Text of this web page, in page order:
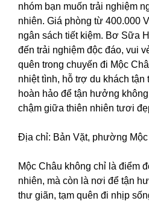
nhóm bạn muốn trải nghiệm
nhiên. Giá phòng từ 400.000
ngân sách tiết kiệm. Bơ Sữa
đến trải nghiệm độc đáo, vui
quên trong chuyến đi Mộc
nhiệt tình, hỗ trợ du khách
hoàn hảo để tận hưởng
chậm giữa thiên nhiên tươi
Địa chỉ: Bản Vặt, phường
Mộc Châu không chỉ là điểm
nhiên, mà còn là nơi để tận
thư giãn, tạm quên đi nhịp